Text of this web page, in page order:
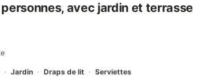
avec jardin et terrasse
Jardin Draps de lit Serviettes